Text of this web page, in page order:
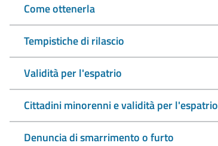
Come ottenerla
Tempistiche di rilascio
Validità per l'espatrio
Cittadini minorenni e validità per l'espatrio
Denuncia di smarrimento o furto